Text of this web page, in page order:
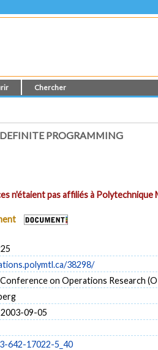
Chercher
PROGRAMMING
n'étaient pas affiliés à Polytechnique
38298/
on Operations Research
09-05
642-17022-5_40